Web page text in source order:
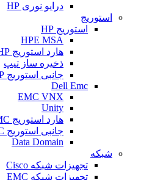
درایو نوری HP
استوریج
استوریج HP
HPE MSA
هارد استوریج HP
ذخیره ساز تیپ
جانبی استوریج HP
Dell Emc
EMC VNX
Unity
هارد استوریج EMC
جانبی استوریج EMC
Data Domain
شبکه
تجهیزات شبکه Cisco
تجهیزات شبکه EMC